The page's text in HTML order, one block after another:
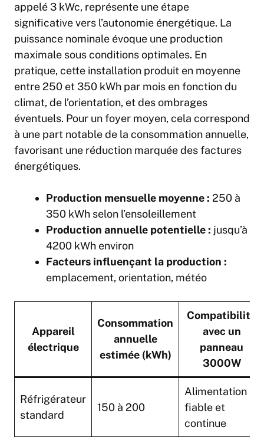
appelé 3 kWc, représente une étape
significative vers l’autonomie énergétique. La
puissance nominale évoque une production
maximale sous conditions optimales. En
pratique, cette installation produit en moyenne
entre 250 et 350 kWh par mois en fonction du
climat, de l’orientation, et des ombrages
éventuels. Pour un foyer moyen, cela correspond
à une part notable de la consommation annuelle,
favorisant une réduction marquée des factures
énergétiques.
Production mensuelle moyenne : 250 à
350 kWh selon l’ensoleillement
Production annuelle potentielle : jusqu’à
4200 kWh environ
Facteurs influençant la production :
emplacement, orientation, météo
Appareil
électrique
Consommation
annuelle
estimée (kWh)
Compatibilité
avec un
panneau
3000W
Réfrigérateur
standard
150 à 200
Alimentation
fiable et
continue